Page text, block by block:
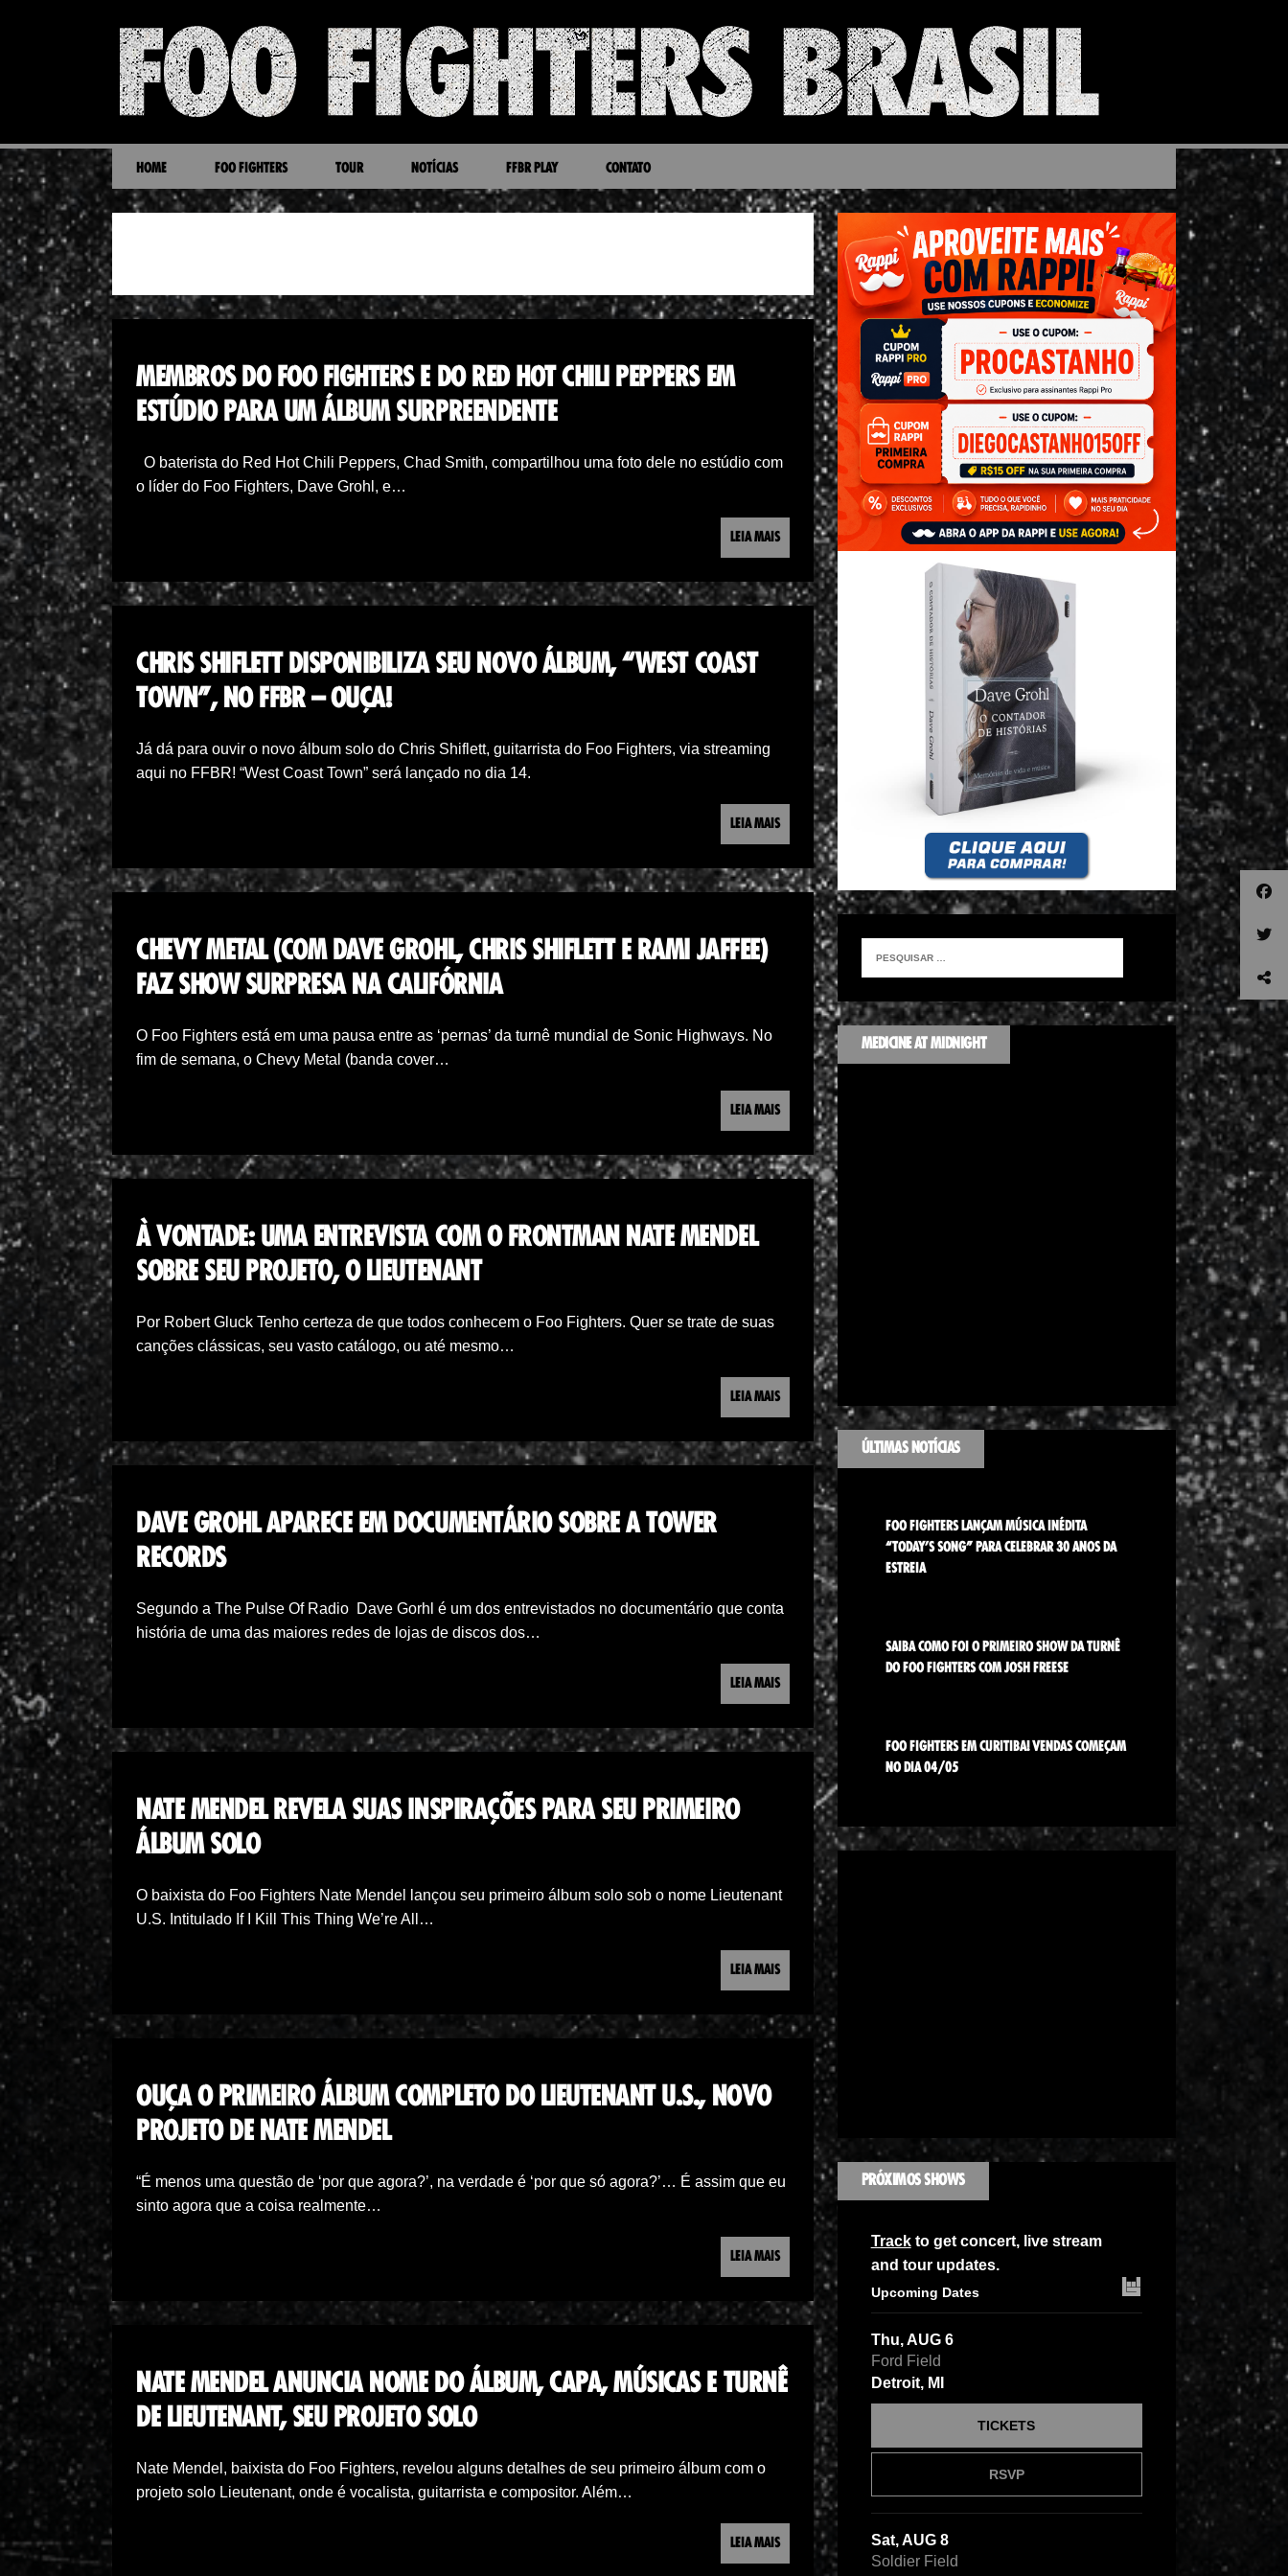
HOME FOO FIGHTERS TOUR NOTÍCIAS FFBR PLAY CONTATO
MEMBROS DO FOO FIGHTERS E DO RED HOT CHILI PEPPERS EM
ESTÚDIO PARA UM ÁLBUM SURPREENDENTE
O baterista do Red Hot Chili Peppers, Chad Smith, compartilhou uma foto dele no estúdio com
o líder do Foo Fighters, Dave Grohl, e…
LEIA MAIS
CHRIS SHIFLETT DISPONIBILIZA SEU NOVO ÁLBUM, “WEST COAST
TOWN”, NO FFBR – OUÇA!
Já dá para ouvir o novo álbum solo do Chris Shiflett, guitarrista do Foo Fighters, via streaming
aqui no FFBR! “West Coast Town” será lançado no dia 14.
LEIA MAIS
CHEVY METAL (COM DAVE GROHL, CHRIS SHIFLETT E RAMI JAFFEE)
FAZ SHOW SURPRESA NA CALIFÓRNIA
O Foo Fighters está em uma pausa entre as ‘pernas’ da turnê mundial de Sonic Highways. No
fim de semana, o Chevy Metal (banda cover…
LEIA MAIS
À VONTADE: UMA ENTREVISTA COM O FRONTMAN NATE MENDEL
SOBRE SEU PROJETO, O LIEUTENANT
Por Robert Gluck Tenho certeza de que todos conhecem o Foo Fighters. Quer se trate de suas
canções clássicas, seu vasto catálogo, ou até mesmo…
LEIA MAIS
DAVE GROHL APARECE EM DOCUMENTÁRIO SOBRE A TOWER
RECORDS
Segundo a The Pulse Of Radio Dave Gorhl é um dos entrevistados no documentário que conta
história de uma das maiores redes de lojas de discos dos…
LEIA MAIS
NATE MENDEL REVELA SUAS INSPIRAÇÕES PARA SEU PRIMEIRO
ÁLBUM SOLO
O baixista do Foo Fighters Nate Mendel lançou seu primeiro álbum solo sob o nome Lieutenant
U.S. Intitulado If I Kill This Thing We’re All…
LEIA MAIS
OUÇA O PRIMEIRO ÁLBUM COMPLETO DO LIEUTENANT U.S., NOVO
PROJETO DE NATE MENDEL
“É menos uma questão de ‘por que agora?’, na verdade é ‘por que só agora?’… É assim que eu
sinto agora que a coisa realmente…
LEIA MAIS
NATE MENDEL ANUNCIA NOME DO ÁLBUM, CAPA, MÚSICAS E TURNÊ
DE LIEUTENANT, SEU PROJETO SOLO
Nate Mendel, baixista do Foo Fighters, revelou alguns detalhes de seu primeiro álbum com o
projeto solo Lieutenant, onde é vocalista, guitarrista e compositor. Além…
LEIA MAIS
MEDICINE AT MIDNIGHT
ÚLTIMAS NOTÍCIAS
FOO FIGHTERS LANÇAM MÚSICA INÉDITA
“TODAY’S SONG” PARA CELEBRAR 30 ANOS DA
ESTREIA
SAIBA COMO FOI O PRIMEIRO SHOW DA TURNÊ
DO FOO FIGHTERS COM JOSH FREESE
FOO FIGHTERS EM CURITIBA! VENDAS COMEÇAM
NO DIA 04/05
PRÓXIMOS SHOWS
Trackto get concert, live stream
and tour updates.
Upcoming Dates
Thu, AUG 6
Ford Field
Detroit, MI
RSVP
TICKETS
Sat, AUG 8
Soldier Field